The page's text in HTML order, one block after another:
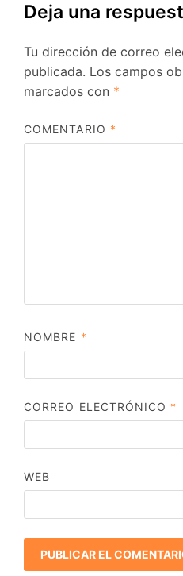
Deja una
Tu dirección de correo
publicada. Los campos
marcados con *
COMENTARIO *
NOMBRE *
CORREO ELECTRÓNICO *
WEB